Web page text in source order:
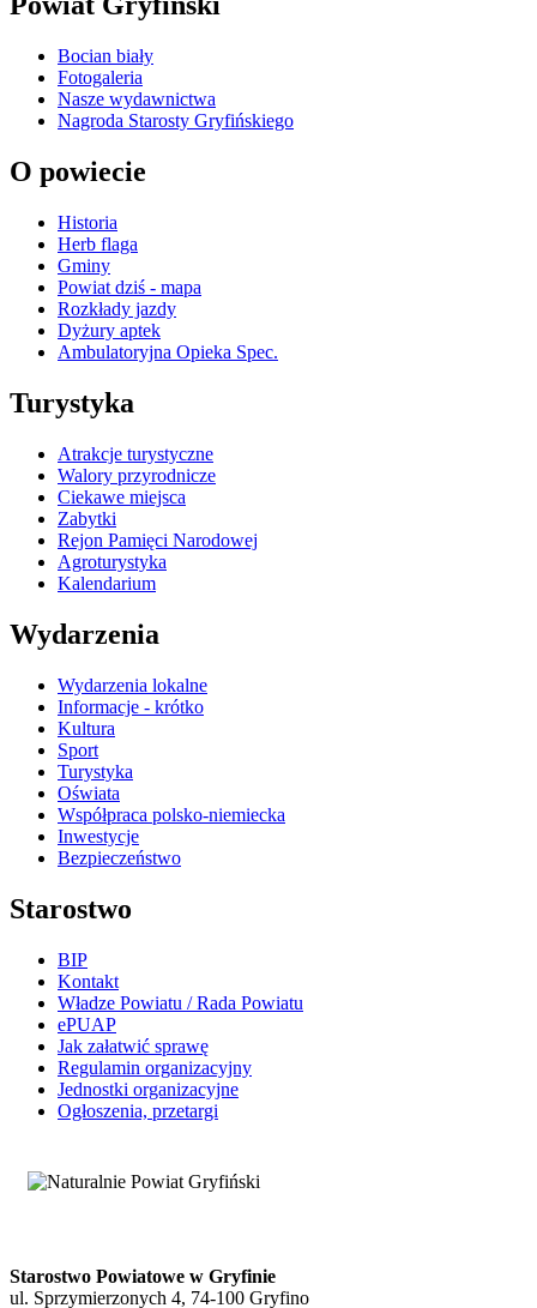
Bocian biały
Fotogaleria
Nasze wydawnictwa
Nagroda Starosty Gryfińskiego
O powiecie
Historia
Herb flaga
Gminy
Powiat dziś - mapa
Rozkłady jazdy
Dyżury aptek
Ambulatoryjna Opieka Spec.
Turystyka
Atrakcje turystyczne
Walory przyrodnicze
Ciekawe miejsca
Zabytki
Rejon Pamięci Narodowej
Agroturystyka
Kalendarium
Wydarzenia
Wydarzenia lokalne
Informacje - krótko
Kultura
Sport
Turystyka
Oświata
Współpraca polsko-niemiecka
Inwestycje
Bezpieczeństwo
Starostwo
BIP
Kontakt
Władze Powiatu / Rada Powiatu
ePUAP
Jak załatwić sprawę
Regulamin organizacyjny
Jednostki organizacyjne
Ogłoszenia, przetargi
Starostwo Powiatowe w Gryfinie
ul. Sprzymierzonych 4, 74-100 Gryfino